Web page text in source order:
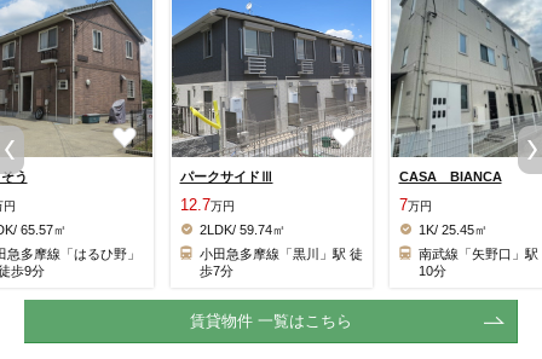
う
円
65.57㎡
急多摩線「はるひ野」
歩9分
パークサイドⅢ
12.7万円
2LDK/ 59.74㎡
小田急多摩線「黒川」駅 徒
歩7分
CASA BIANCA
7万円
1K/ 25.45㎡
南武線「矢野口」駅
10分
賃貸物件 一覧はこちら